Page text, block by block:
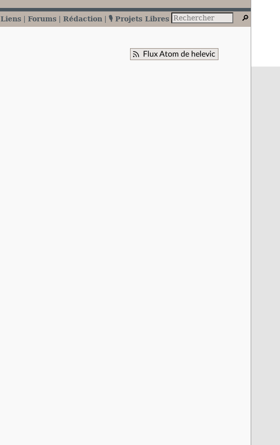
Liens Forums Rédaction 🎙️ Projets Libres
Flux Atom de helevic